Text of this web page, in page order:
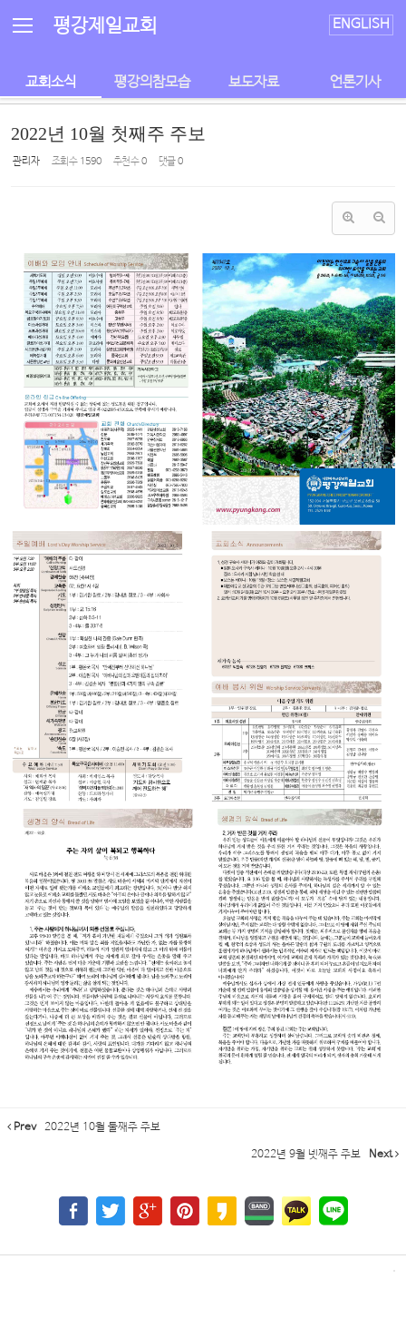
평강제일교회 ENGLISH
교회소식 평강의참모습 보도자료 언론기사
2022년 10월 첫째주 주보
관리자 조회 수 1590 추천 수0 댓글0
Prev 2022년 10월 둘째주 주보
2022년 9월 넷째주 주보 Next